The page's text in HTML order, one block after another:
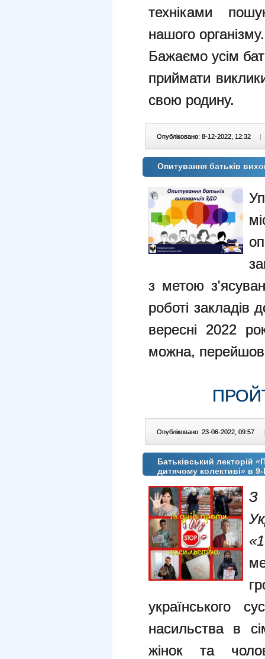
техніками
нашого організму.
Бажаємо усім
приймати
свою родину.
Опубліковано: 8-12-2022, 12:32 |
Опитування батьків
з метою
роботі закладів
вересні 2022
можна,
Опубліковано: 23-06-2022, 09:57 |
Батьківський лекторій
дитячому колективі» в
З
українського
насильства в
жінок та